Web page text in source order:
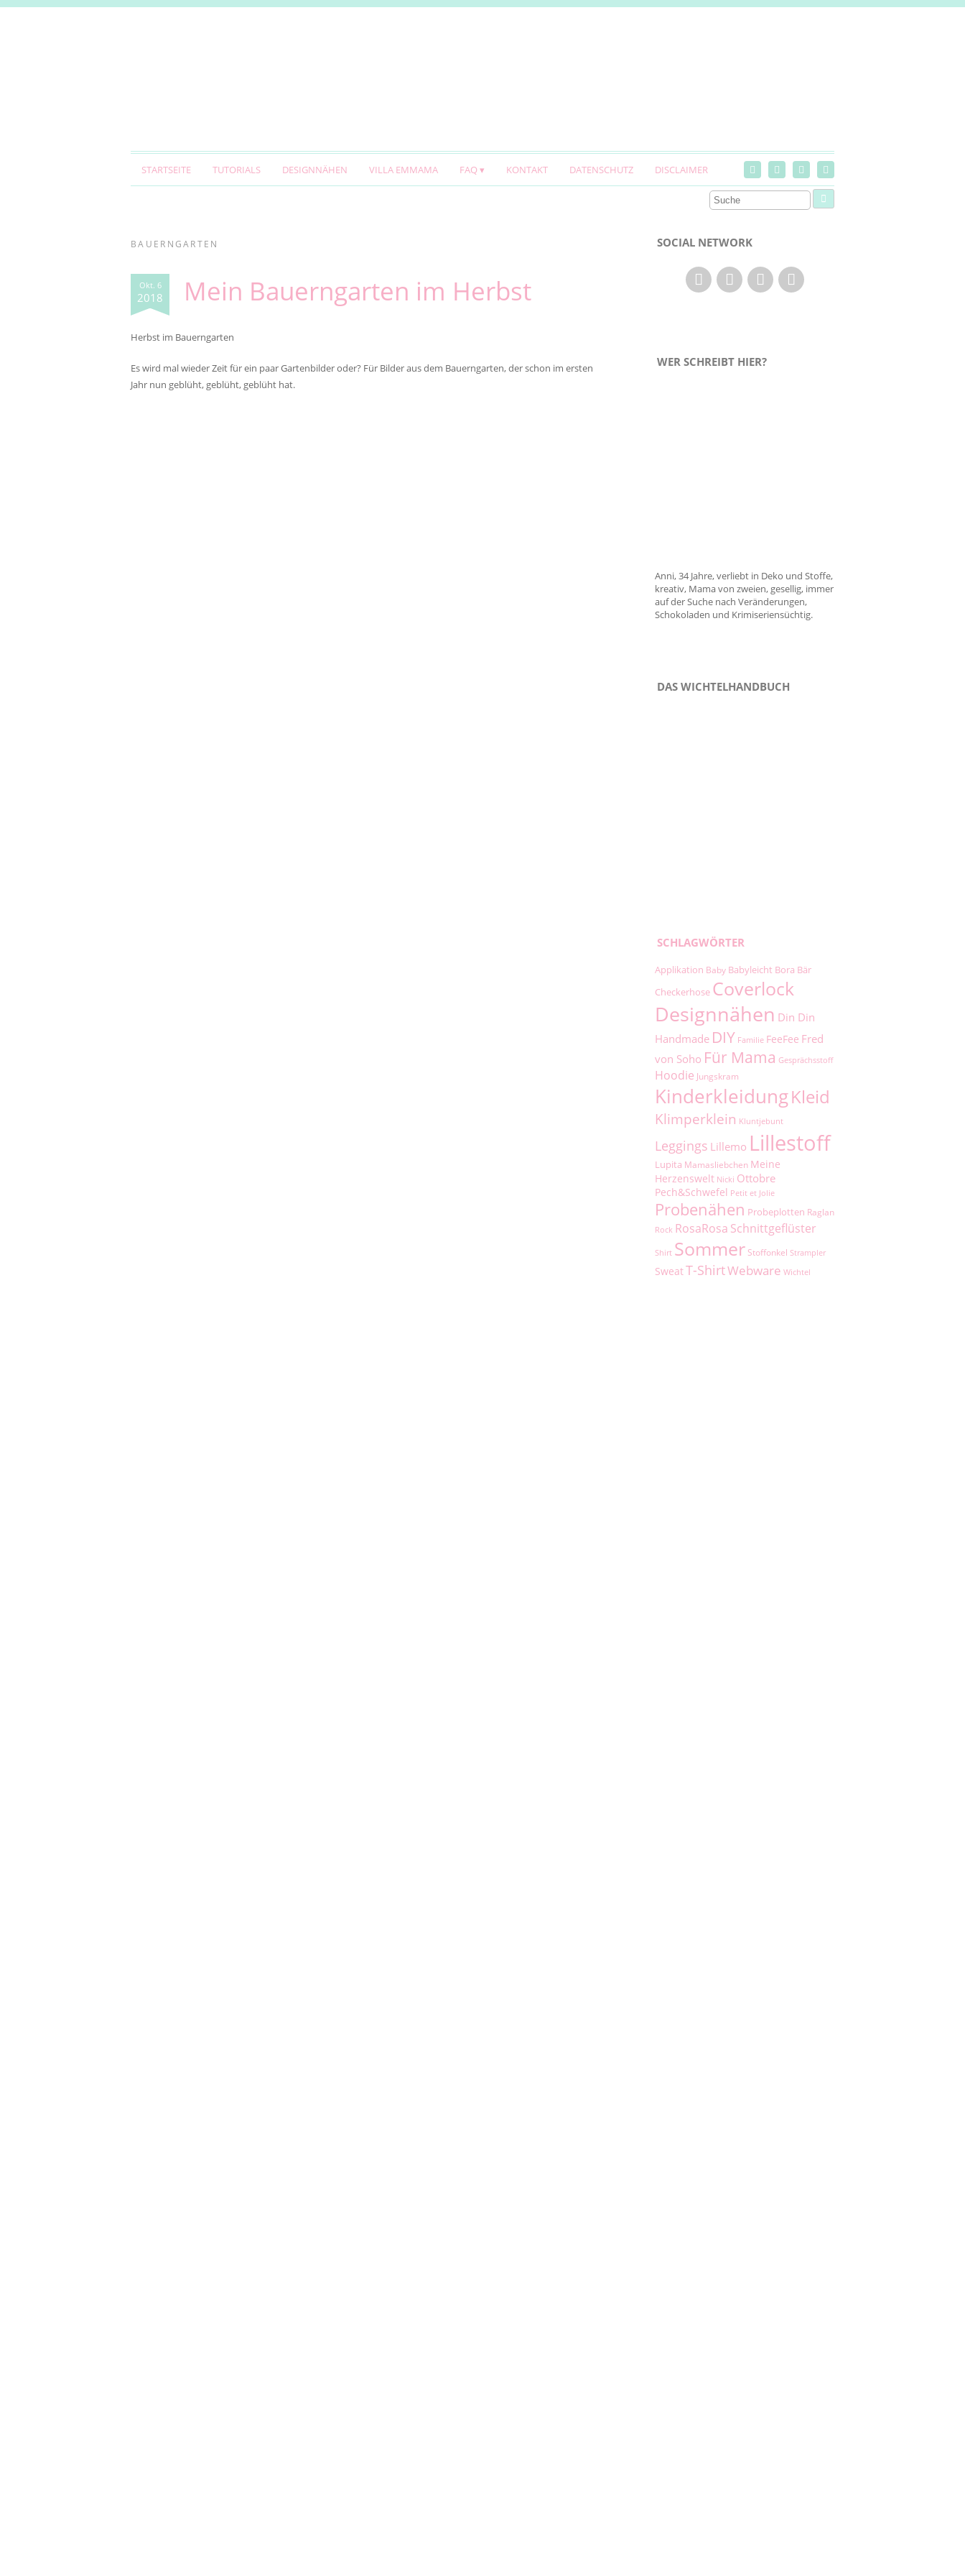
STARTSEITE TUTORIALS DESIGNNÄHEN VILLA EMMAMA FAQ KONTAKT DATENSCHUTZ DISCLAIMER
BAUERNGARTEN
Okt. 6
2018 Mein Bauerngarten im Herbst
Herbst im Bauerngarten
Es wird mal wieder Zeit für ein paar Gartenbilder oder? Für Bilder aus dem Bauerngarten, der schon im ersten
Jahr nun geblüht, geblüht, geblüht hat.
SOCIAL NETWORK
WER SCHREIBT HIER?
Anni, 34 Jahre, verliebt in Deko und Stoffe,
kreativ, Mama von zweien, gesellig, immer
auf der Suche nach Veränderungen,
Schokoladen und Krimiseriensüchtig.
DAS WICHTELHANDBUCH
SCHLAGWÖRTER
Applikation Baby Babyleicht Bora Bär
Checkerhose Coverlock
Designnähen Din Din
Handmade DIY Familie FeeFee Fred
von Soho Für Mama Gesprächsstoff
Hoodie Jungskram
KinderkleidungKleid
Klimperklein Kluntjebunt
Leggings Lillemo Lillestoff
Lupita Mamasliebchen Meine
Herzenswelt Nicki Ottobre
Pech&Schwefel Petit et Jolie
Probenähen Probeplotten Raglan
Rock RosaRosa Schnittgeflüster
Shirt Sommer Stoffonkel Strampler
SweatT-ShirtWebware Wichtel